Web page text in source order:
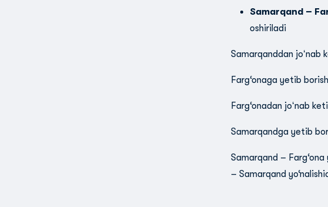
Samarqand –
oshiriladi
Samarqanddan joʻnab
Farg‘onaga yetib
Farg‘onadan joʻnab
Samarqandga yetib
Samarqand –
– Samarqand